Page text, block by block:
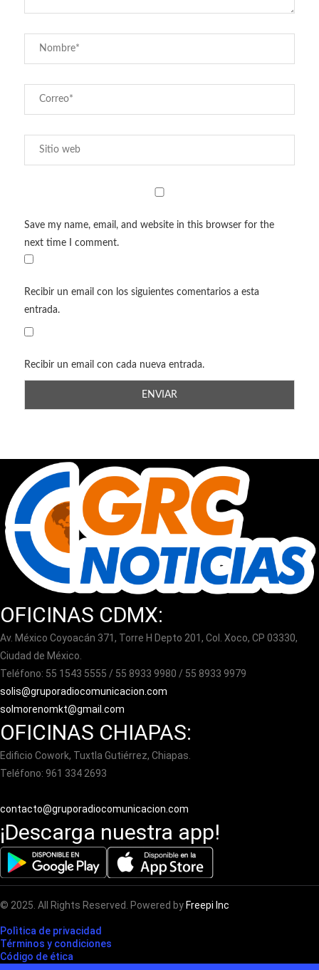
Save my name, email, and website in this browser for the
next time I comment.
Recibir un email con los siguientes comentarios a esta
entrada.
Recibir un email con cada nueva entrada.
OFICINAS CDMX:
Av. México Coyoacán 371, Torre H Depto 201, Col. Xoco, CP 03330,
Ciudad de México.
Teléfono: 55 1543 5555 / 55 8933 9980 / 55 8933 9979
solis@gruporadiocomunicacion.com
solmorenomkt@gmail.com
OFICINAS CHIAPAS:
Edificio Cowork, Tuxtla Gutiérrez, Chiapas.
Teléfono: 961 334 2693
contacto@gruporadiocomunicacion.com
¡Descarga nuestra app!
© 2025. All Rights Reserved. Powered byFreepi Inc
Polìtica de privacidad
Términos y condiciones
Código de ética